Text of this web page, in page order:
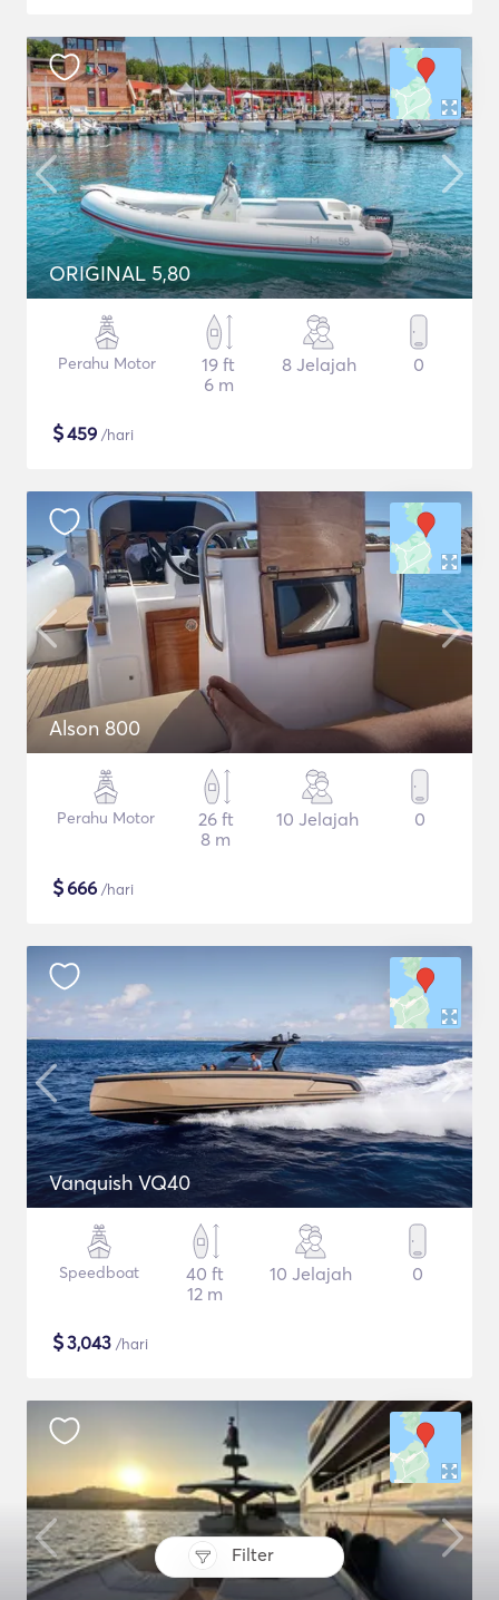
Filter
ORIGINAL 5,80
Perahu Motor
19 ft
6 m
8 Jelajah 0
$459 /hari
Alson 800
Perahu Motor
26 ft
8 m
10 Jelajah 0
$666 /hari
Vanquish VQ40
Speedboat
40 ft
12 m
10 Jelajah 0
$3,043 /hari